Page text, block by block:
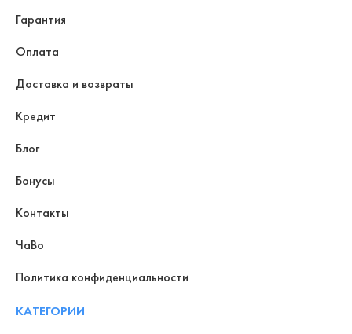
Гарантия
Оплата
Доставка и возвраты
Кредит
Блог
Бонусы
Контакты
ЧаВо
Политика конфиденциальности
КАТЕГОРИИ